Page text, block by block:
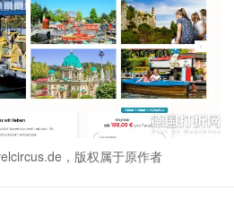
，版权属于原作者